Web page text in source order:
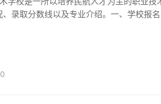
录取分数线以及专业介绍。一、学校报名